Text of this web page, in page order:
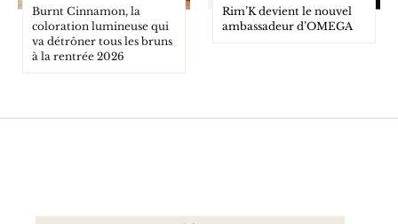
Burnt Cinnamon, la
coloration lumineuse qui
va détrôner tous les bruns
à la rentrée 2026
Rim’K devient le nouvel
ambassadeur d’OMEGA